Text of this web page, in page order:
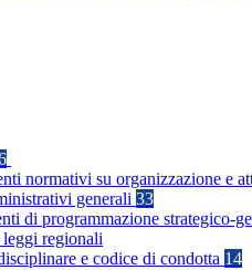
normativi su organizzazione e
generali 33
di programmazione strategico-
leggi regionali
e codice di condotta 14